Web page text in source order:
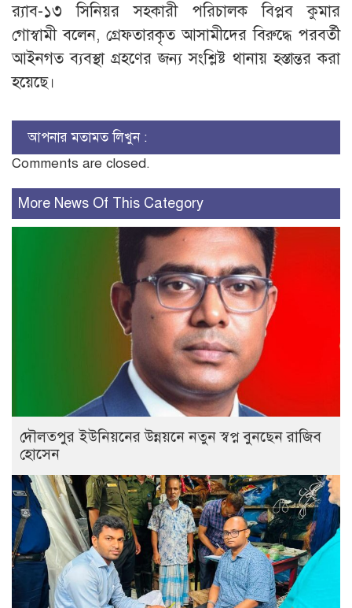
র‌্যাব-১৩ সিনিয়র সহকারী পরিচালক বিপ্লব কুমার
গোস্বামী বলেন, গ্রেফতারকৃত আসামীদের বিরুদ্ধে পরবর্তী
আইনগত ব্যবস্থা গ্রহণের জন্য সংশ্লিষ্ট থানায় হস্তান্তর করা
হয়েছে।
আপনার মতামত লিখুন :
Comments are closed.
More News Of This Category
দৌলতপুর ইউনিয়নের উন্নয়নে নতুন স্বপ্ন বুনছেন রাজিব
হোসেন